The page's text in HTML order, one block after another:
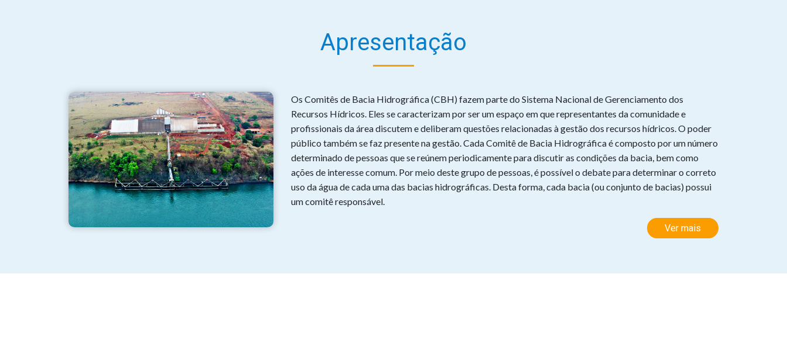
Apresentação
Os Comitês de Bacia Hidrográfica (CBH) fazem parte do Sistema Nacional de Gerenciamento dos
Recursos Hídricos. Eles se caracterizam por ser um espaço em que representantes da comunidade e
profissionais da área discutem e deliberam questões relacionadas à gestão dos recursos hídricos. O poder
público também se faz presente na gestão. Cada Comitê de Bacia Hidrográfica é composto por um número
determinado de pessoas que se reúnem periodicamente para discutir as condições da bacia, bem como
ações de interesse comum. Por meio deste grupo de pessoas, é possível o debate para determinar o correto
uso da água de cada uma das bacias hidrográficas. Desta forma, cada bacia (ou conjunto de bacias) possui
um comitê responsável.
Ver mais